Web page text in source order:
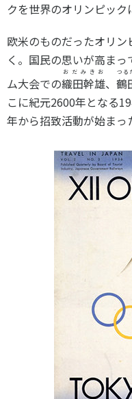
クを世界のオリンピック
欧米のものだったオリ
く。国民の思いが高ま
ム大会での織田幹雄
おだみきお
、 鶴
つる
こに紀元2600年となる
年から招致活動が始まっ